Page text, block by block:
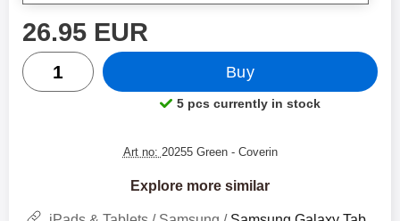
price
26.95 EUR
quantity
Buy
Product availability:
5 pcs currently in stock
Art no: 20255 Green - Coverin
Explore more similar